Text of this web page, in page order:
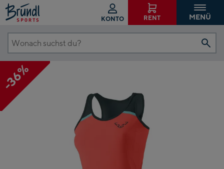
KONTO RENT MENÜ
Wonach
suchst
du?
-36%